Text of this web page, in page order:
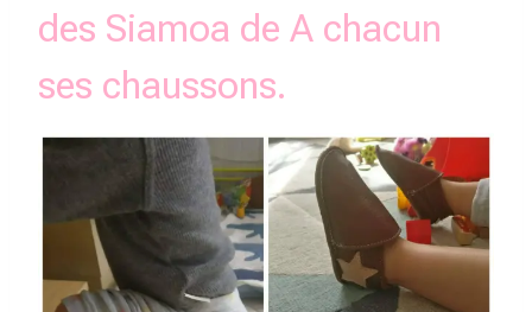
des Siamoa de A chacun
ses chaussons.